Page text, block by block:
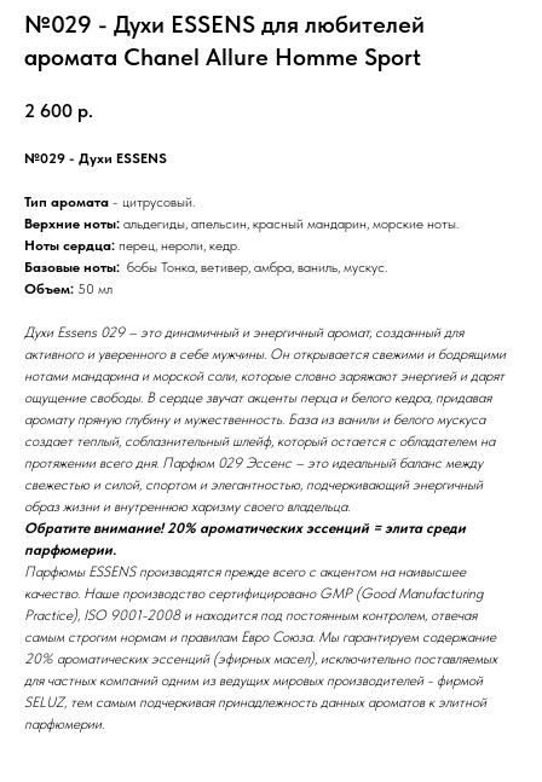
№029 - Духи ESSENS для любителей
аромата Chanel Allure Homme Sport
2 600 р.
№029 - Духи ESSENS
Тип аромата - цитрусовый.
Верхние ноты: альдегиды, апельсин, красный мандарин, морские ноты.
Ноты сердца: перец, нероли, кедр.
Базовые ноты: бобы Тонка, ветивер, амбра, ваниль, мускус.
Объем: 50 мл
Духи Essens 029 – это динамичный и энергичный аромат, созданный для
активного и уверенного в себе мужчины. Он открывается свежими и бодрящими
нотами мандарина и морской соли, которые словно заряжают энергией и дарят
ощущение свободы. В сердце звучат акценты перца и белого кедра, придавая
аромату пряную глубину и мужественность. База из ванили и белого мускуса
создает теплый, соблазнительный шлейф, который остается с обладателем на
протяжении всего дня. Парфюм 029 Эссенс – это идеальный баланс между
свежестью и силой, спортом и элегантностью, подчеркивающий энергичный
образ жизни и внутреннюю харизму своего владельца.
Обратите внимание! 20% ароматических эссенций = элита среди
парфюмерии.
Парфюмы ESSENS производятся прежде всего с акцентом на наивысшее
качество. Наше производство сертифицировано GMP (Good Manufacturing
Practice), ISO 9001-2008 и находится под постоянным контролем, отвечая
самым строгим нормам и правилам Евро Союза. Мы гарантируем содержание
20% ароматических эссенций (эфирных масел), исключительно поставляемых
для частных компаний одним из ведущих мировых производителей - фирмой
SELUZ, тем самым подчеркивая принадлежность данных ароматов к элитной
парфюмерии.